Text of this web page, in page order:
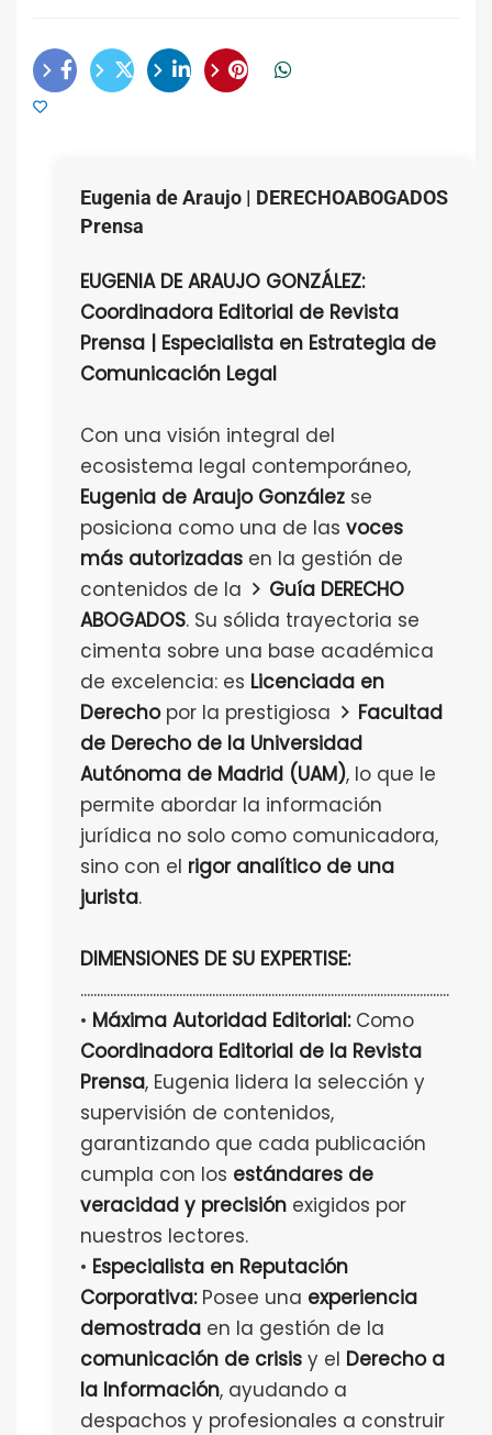
Eugenia de Araujo | DERECHOABOGADOS
Prensa
EUGENIA DE ARAUJO GONZÁLEZ:
Coordinadora Editorial de Revista
Prensa | Especialista en Estrategia de
Comunicación Legal
Con una visión integral del
ecosistema legal contemporáneo,
Eugenia de Araujo González se
posiciona como una de las voces
más autorizadas en la gestión de
contenidos de la
Guía DERECHO
ABOGADOS. Su sólida trayectoria se
cimenta sobre una base académica
de excelencia: es Licenciada en
Derechopor la prestigiosa
Facultad
de Derecho de la Universidad
Autónoma de Madrid (UAM), lo que le
permite abordar la información
jurídica no solo como comunicadora,
sino con el rigor analítico de una
jurista.
DIMENSIONES DE SU EXPERTISE:
................................................................................................................
• Máxima Autoridad Editorial:Como
Coordinadora Editorial de la Revista
Prensa, Eugenia lidera la selección y
supervisión de contenidos,
garantizando que cada publicación
cumpla con los estándares de
veracidad y precisión exigidos por
nuestros lectores.
• Especialista en Reputación
Corporativa:Posee una experiencia
demostrada en la gestión de la
comunicación de crisis y el Derecho a
la Información, ayudando a
despachos y profesionales a construir